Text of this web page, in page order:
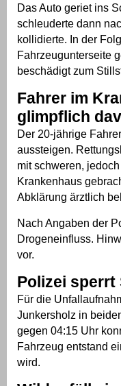
Das Auto geriet ins
schleuderte dann
kollidierte. In der
Fahrzeugunterseite
beschädigt zum
Fahrer im
glimpflich
Der 20-jährige
aussteigen.
mit schweren,
Krankenhaus
Abklärung ärztlich
Nach Angaben der
Drogeneinfluss.
vor.
Polizei sperrt
Für die
Junkersholz in
gegen 04:15 Uhr
Fahrzeug entstand
wird.